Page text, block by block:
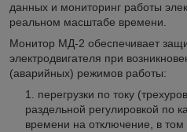
данных и мониторинг работы
реальном масштабе времени.
Монитор МД-2 обеспечивает
электродвигателя при
(аварийных) режимов работы:
перегрузки по току
раздельной регулировкой по
времени на отключение, в том